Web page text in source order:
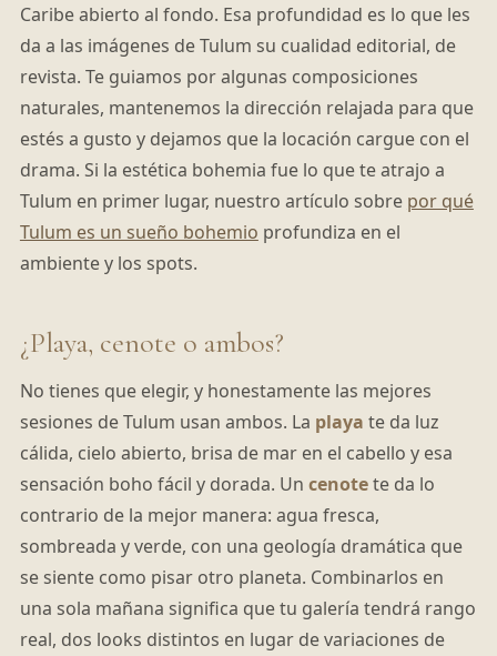
Caribe abierto al fondo. Esa profundidad es lo que les
da a las imágenes de Tulum su cualidad editorial, de
revista. Te guiamos por algunas composiciones
naturales, mantenemos la dirección relajada para que
estés a gusto y dejamos que la locación cargue con el
drama. Si la estética bohemia fue lo que te atrajo a
Tulum en primer lugar, nuestro artículo sobre por qué
Tulum es un sueño bohemio profundiza en el
ambiente y los spots.
¿Playa, cenote o ambos?
No tienes que elegir, y honestamente las mejores
sesiones de Tulum usan ambos. La playa te da luz
cálida, cielo abierto, brisa de mar en el cabello y esa
sensación boho fácil y dorada. Un cenotete da lo
contrario de la mejor manera: agua fresca,
sombreada y verde, con una geología dramática que
se siente como pisar otro planeta. Combinarlos en
una sola mañana significa que tu galería tendrá rango
real, dos looks distintos en lugar de variaciones de